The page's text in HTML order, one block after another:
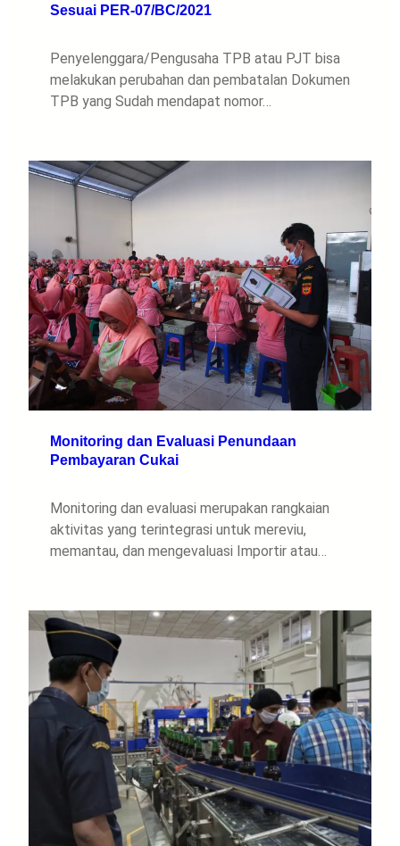
Sesuai PER-07/BC/2021
Penyelenggara/Pengusaha TPB atau PJT bisa
melakukan perubahan dan pembatalan Dokumen
TPB yang Sudah mendapat nomor…
Monitoring dan Evaluasi Penundaan
Pembayaran Cukai
Monitoring dan evaluasi merupakan rangkaian
aktivitas yang terintegrasi untuk mereviu,
memantau, dan mengevaluasi Importir atau…